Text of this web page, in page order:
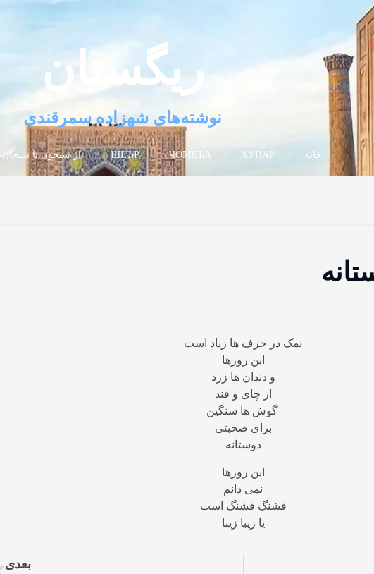
ریگستان
نوشته‌های شهزاده سمرقندی
خانه ХУНАР
ЧОМЕЪА
ШЕЪР از سیحون تا سیحان
نمک در حرف ها زیاد است
این روزها
و دندان ها زرد
از چای و قند
گوش ها سنگین
برای صحبتی
دوستانه
این روزها
نمی دانم
قشنگ قشنگ است
یا زیبا زیبا
بعدی